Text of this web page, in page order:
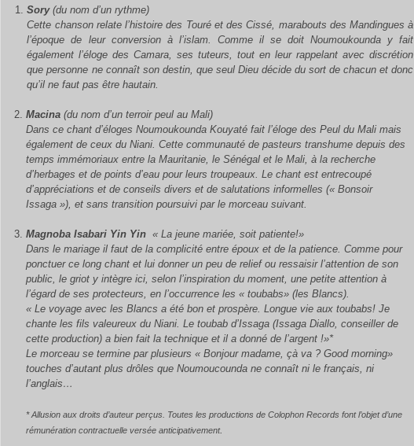
Sory(du nom d’un rythme)
Cette chanson relate l’histoire des Touré et des Cissé, marabouts des Mandingues à
l’époque de leur conversion à l’islam. Comme il se doit Noumoukounda y fait
également l’éloge des Camara, ses tuteurs, tout en leur rappelant avec discrétion
que personne ne connaît son destin, que seul Dieu décide du sort de chacun et donc
qu’il ne faut pas être hautain.
Macina (du nom d’un terroir peul au Mali)
Dans ce chant d’éloges Noumoukounda Kouyaté fait l’éloge des Peul du Mali mais
également de ceux du Niani. Cette communauté de pasteurs transhume depuis des
temps immémoriaux entre la Mauritanie, le Sénégal et le Mali, à la recherche
d’herbages et de points d’eau pour leurs troupeaux. Le chant est entrecoupé
d’appréciations et de conseils divers et de salutations informelles (« Bonsoir
Issaga »), et sans transition poursuivi par le morceau suivant.
Magnoba Isabari Yin Yin « La jeune mariée, soit patiente!»
Dans le mariage il faut de la complicité entre époux et de la patience.Comme pour
ponctuer ce long chant et lui donner un peu de relief ou ressaisir l’attention de son
public, le griot y intègre ici, selon l’inspiration du moment, une petite attention à
l’égard de ses protecteurs, en l’occurrence les « toubabs» (les Blancs).
« Le voyage avec les Blancs a été bon et prospère. Longue vie aux toubabs! Je
chante les fils valeureux du Niani. Le toubab d’Issaga (Issaga Diallo, conseiller de
cette production) a bien fait la technique et il a donné de l’argent !»*
Le morceau se termine par plusieurs « Bonjour madame, çà va ? Good morning»
touches d’autant plus drôles que Noumoucounda ne connaît ni le français, ni
l’anglais…
* Allusion aux droits d’auteur perçus. Toutes les productions de Colophon Records font l’objet d’une
rémunération contractuelle versée anticipativement.